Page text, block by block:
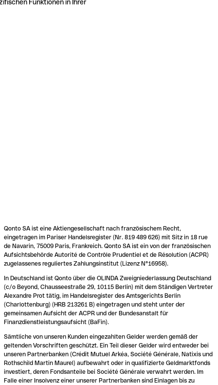
Funktionen in Ihrer
Qonto SA ist eine Aktiengesellschaft nach französischem Recht,
eingetragen im Pariser Handelsregister (Nr. 819 489 626) mit Sitz in 18 rue
de Navarin, 75009 Paris, Frankreich. Qonto SA ist ein von der französischen
Aufsichtsbehörde Autorité de Contrôle Prudentiel et de Résolution (ACPR)
zugelassenes reguliertes Zahlungsinstitut (Lizenz N°16958).
In Deutschland ist Qonto über die OLINDA Zweigniederlassung Deutschland
(c/o Beyond, Chausseestraße 29, 10115 Berlin) mit dem Ständigen Vertreter
Alexandre Prot tätig, im Handelsregister des Amtsgerichts Berlin
(Charlottenburg) (HRB 213261 B) eingetragen und steht unter der
gemeinsamen Aufsicht der ACPR und der Bundesanstalt für
Finanzdienstleistungsaufsicht (BaFin).
Sämtliche von unseren Kunden eingezahlten Gelder werden gemäß der
geltenden Vorschriften geschützt. Ein Teil dieser Gelder wird entweder bei
unseren Partnerbanken (Crédit Mutuel Arkéa, Société Générale, Natixis und
Rothschild Martin Maurel) aufbewahrt oder in qualifizierte Geldmarktfonds
investiert, deren Fondsanteile bei Société Générale verwahrt werden. Im
Falle einer Insolvenz einer unserer Partnerbanken sind Einlagen bis zu